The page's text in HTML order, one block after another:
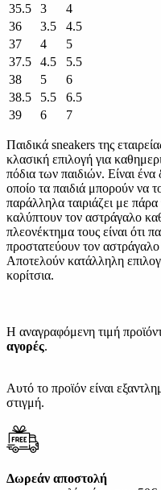
35.5
3
4
36
3.5
4.5
37
4
5
37.5
4.5
5.5
38
5
6
38.5
5.5
6.5
39
6 7
Παιδικά sneakers της
κλασική επιλογή για
πόδια των παιδιών. Είναι
οποίο τα παιδιά μπορούν να
παράλληλα ταιριάζει με
καλύπτουν τον αστράγαλο
πλεονέκτημα τους είναι ότι
προστατεύουν τον
Αποτελούν κατάλληλη
κορίτσια.
Η αναγραφόμενη τιμή
αγορές.
Αυτό το προϊόν είναι
στιγμή.
Δωρεάν αποστολή